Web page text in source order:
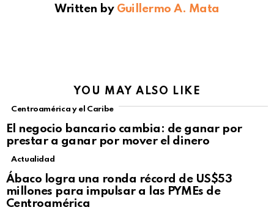
Written by Guillermo A. Mata
YOU MAY ALSO LIKE
Centroamérica y el Caribe
El negocio bancario cambia: de ganar por
prestar a ganar por mover el dinero
Not Safe For Work
Click to view this post
Actualidad
Ábaco logra una ronda récord de US$53
millones para impulsar a las PYMEs de
Centroamérica